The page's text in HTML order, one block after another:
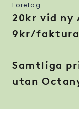
Företag
20kr vid ny
9kr/
Samtliga
utan